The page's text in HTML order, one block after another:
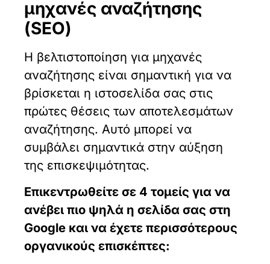
μηχανές αναζήτησης
(SEO)
Η βελτιστοποίηση για μηχανές
αναζήτησης είναι σημαντική για να
βρίσκεται η ιστοσελίδα σας στις
πρώτες θέσεις των αποτελεσμάτων
αναζήτησης. Αυτό μπορεί να
συμβάλει σημαντικά στην αύξηση
της επισκεψιμότητας.
Επικεντρωθείτε σε 4 τομείς για να
ανέβει πιο ψηλά η σελίδα σας στη
Google και να έχετε περισσότερους
οργανικούς επισκέπτες: